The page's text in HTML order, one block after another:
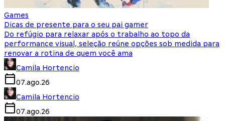
Games
Dicas de presente para o seu pai gamer
Do refúgio para relaxar após o trabalho ao topo da
performance visual, seleção reúne opções sob medida para
renovar a rotina de quem você ama
Camila Hortencio
07.ago.26
Camila Hortencio
07.ago.26